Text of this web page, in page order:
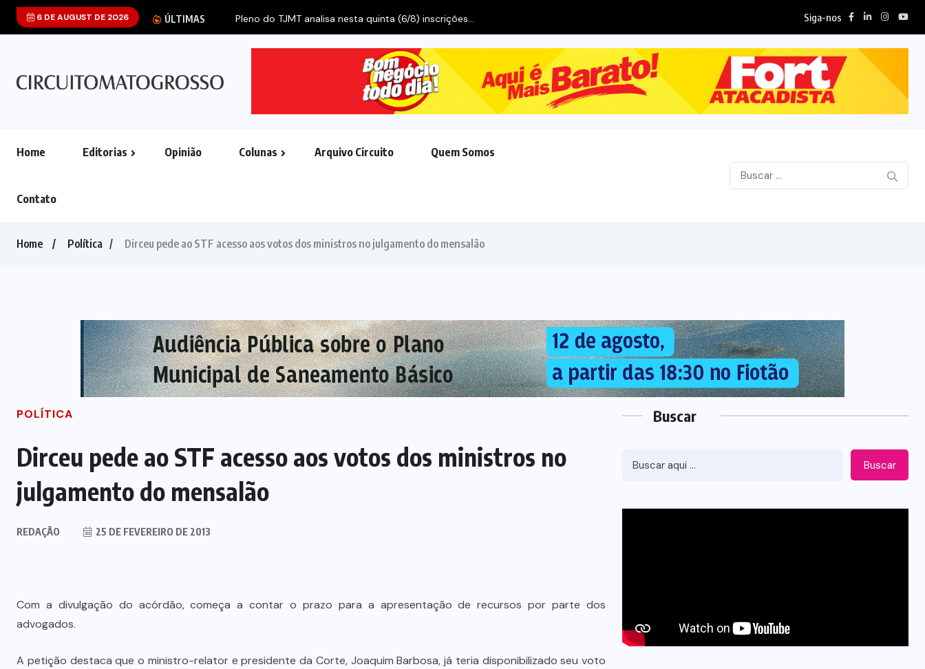
6 DE AUGUST DE 2026 ÚLTIMAS Pleno do TJMT analisa nesta quinta (6/8) inscrições... Siga-nos
Home Editorias Opinião Colunas Arquivo Circuito Quem Somos
Contato
Home Política Dirceu pede ao STF acesso aos votos dos ministros no julgamento do mensalão
POLÍTICA
Dirceu pede ao STF acesso aos votos dos ministros no
julgamento do mensalão
REDAÇÃO 25 DE FEVEREIRO DE 2013
Com a divulgação do acórdão, começa a contar o prazo para a apresentação de recursos por parte dos
advogados.
A petição destaca que o ministro-relator e presidente da Corte, Joaquim Barbosa, já teria disponibilizado seu voto
Buscar
Buscar